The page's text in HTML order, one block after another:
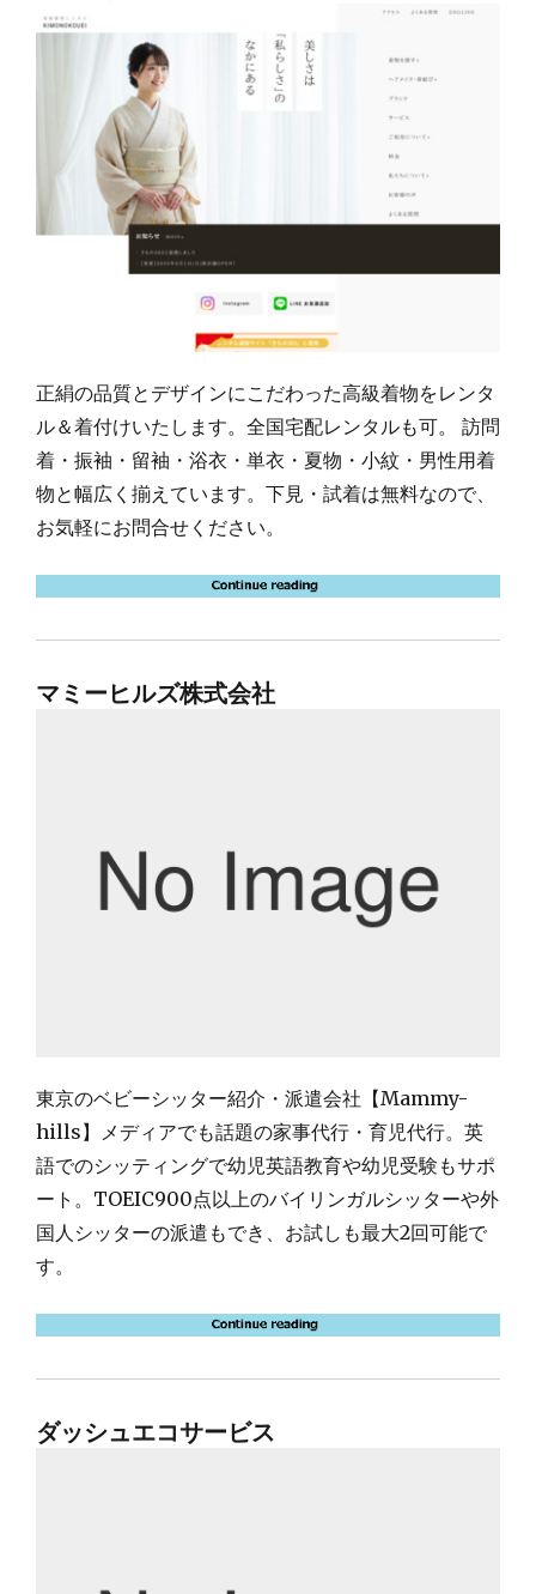
正絹の品質とデザインにこだわった高級着物をレンタ
ル＆着付けいたします。全国宅配レンタルも可。 訪問
着・振袖・留袖・浴衣・単衣・夏物・小紋・男性用着
物と幅広く揃えています。下見・試着は無料なので、
お気軽にお問合せください。
マミーヒルズ株式会社
東京のベビーシッター紹介・派遣会社【Mammy-
hills】メディアでも話題の家事代行・育児代行。英
語でのシッティングで幼児英語教育や幼児受験もサポ
ート。TOEIC900点以上のバイリンガルシッターや外
国人シッターの派遣もでき、お試しも最大2回可能で
す。
ダッシュエコサービス